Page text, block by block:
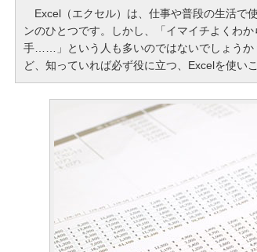
Excel（エクセル）は、仕事や普段の生活で
ンのひとつです。しかし、「イマイチよくわ
手……」という人も多いのではないでしょう
ど、知っていれば必ず役に立つ、Excelを使い